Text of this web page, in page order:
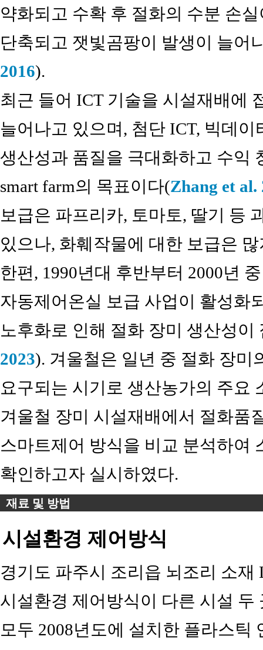
약화되고 수확 후 절화의 수분 손
단축되고 잿빛곰팡이 발생이 늘어
2016).
최근 들어 ICT 기술을 시설재배에
늘어나고 있으며, 첨단 ICT, 빅데
생산성과 품질을 극대화하고 수익
smart farm의 목표이다(Zhang et al.
보급은 파프리카, 토마토, 딸기 등
있으나, 화훼작물에 대한 보급은
한편, 1990년대 후반부터 2000년
자동제어온실 보급 사업이 활성화
노후화로 인해 절화 장미 생산성이
2023). 겨울철은 일년 중 절화 장미
요구되는 시기로 생산농가의 주요
겨울철 장미 시설재배에서 절화품
스마트제어 방식을 비교 분석하여
확인하고자 실시하였다.
재료 및 방법
시설환경 제어방식
경기도 파주시 조리읍 뇌조리 소
시설환경 제어방식이 다른 시설
모두 2008년도에 설치한 플라스